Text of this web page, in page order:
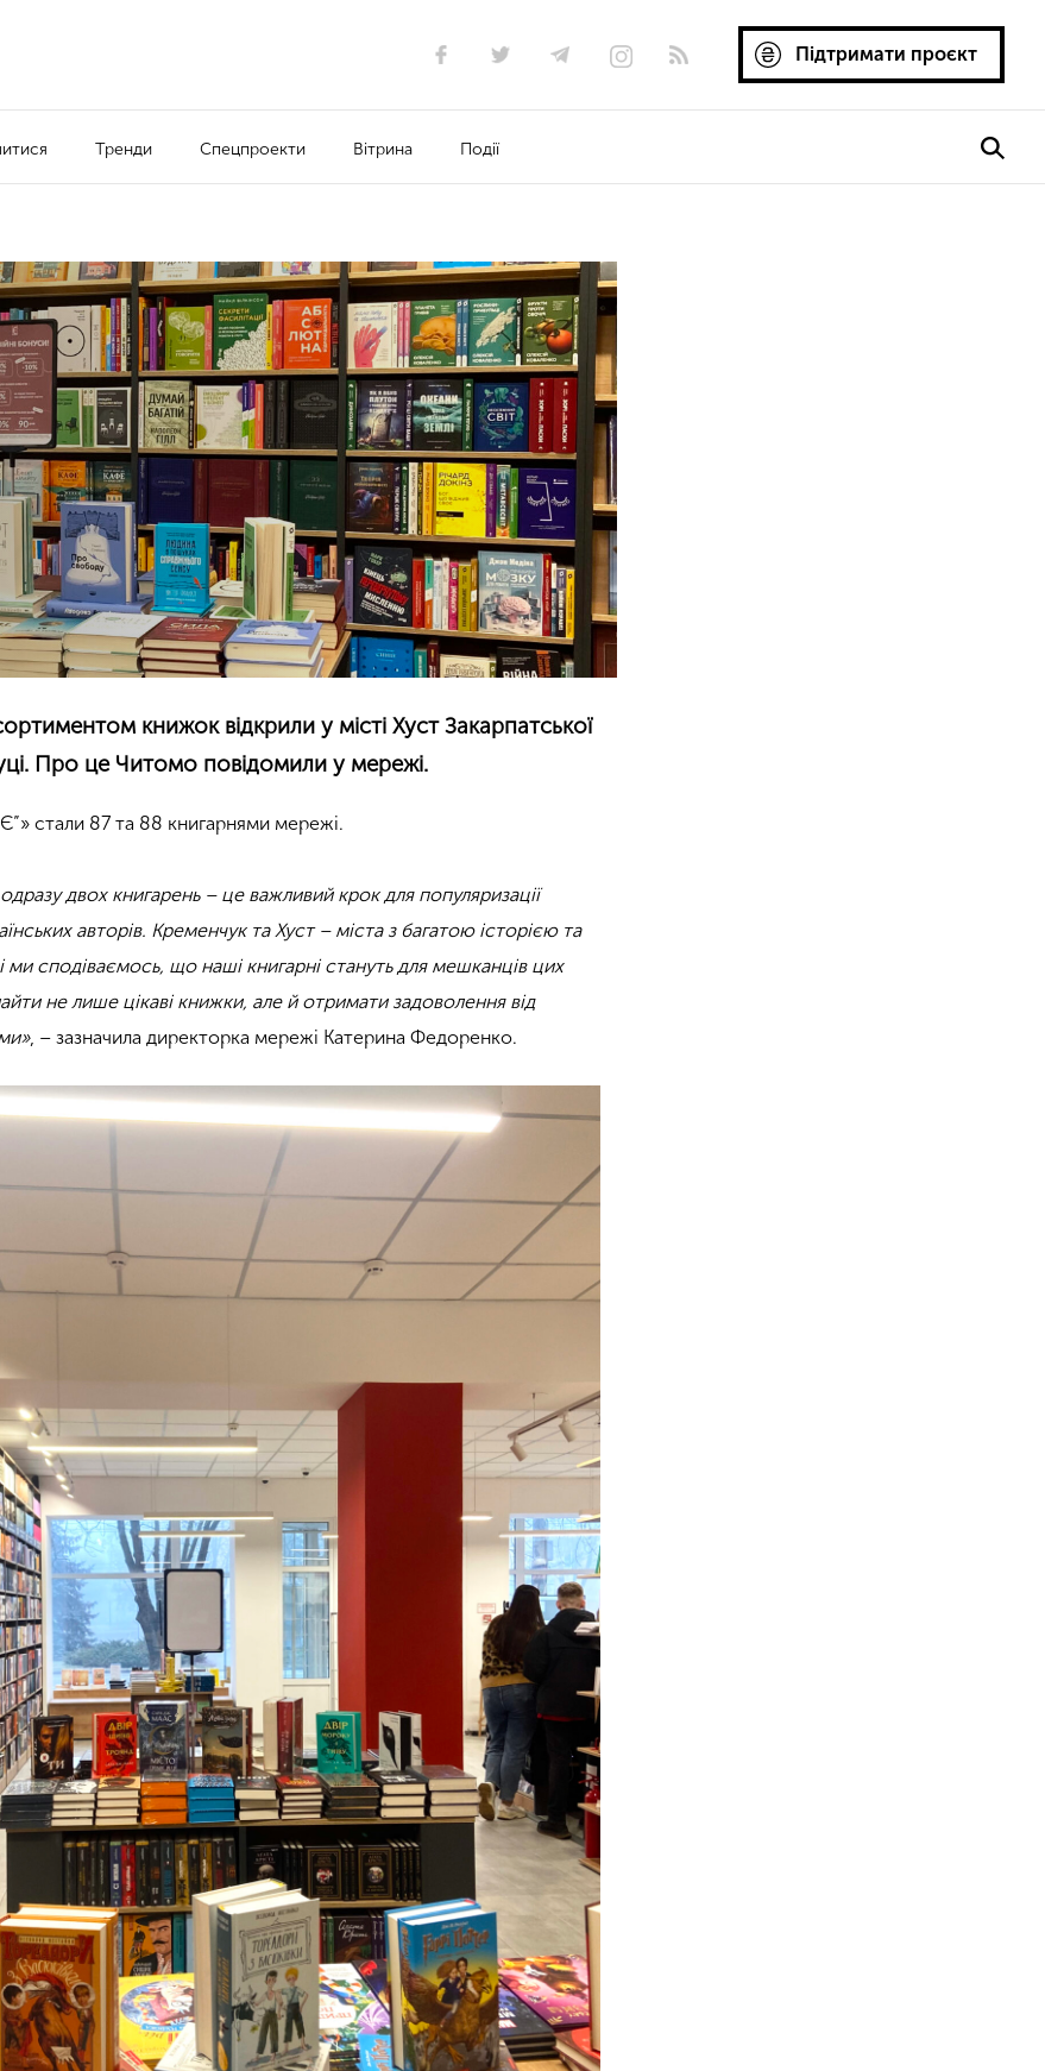
Підтримати проєкт
Тренди Спецпроекти Вітрина Події
книжок відкрили у місті Хуст Закарпатської
Про це Читомо повідомили у мережі.
стали 87 та 88 книгарнями мережі.
двох книгарень – це важливий крок для популяризації
авторів. Кременчук та Хуст – міста з багатою історією та
ми сподіваємось, що наші книгарні стануть для мешканців цих
не лише цікаві книжки, але й отримати задоволення від
, – зазначила директорка мережі Катерина Федоренко.